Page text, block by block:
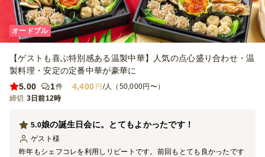
オードブル
【ゲストも喜ぶ特別感ある温製中華】人気の点心盛り合わせ・温
製料理・安定の定番中華が豪華に
5.00
1件 4,400 円 /人（50,000円〜）
締切 3日前12時
娘の誕生日会に。とてもよかったです！
5.0
ゲスト 様
昨年もシェフコレを利用しリピートです。前回もとても良かったです